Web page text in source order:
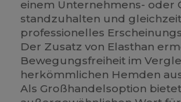
einem Unternehmens- oder
standzuhalten und
professionelles
Der Zusatz von Elasthan
Bewegungsfreiheit im
herkömmlichen Hemden aus
Als Großhandelsoption